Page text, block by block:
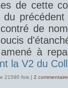
de cette
du
de
à
la V2 du
21590 fois | 2